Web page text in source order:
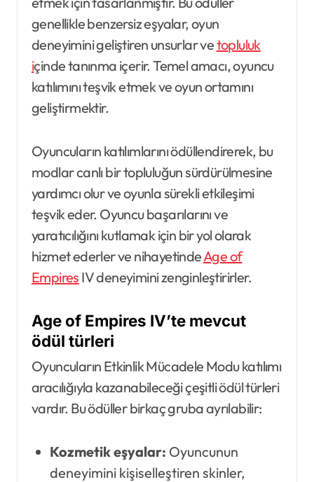
genellikle benzersiz eşyalar, oyun
deneyimini geliştiren unsurlar vetopluluk
içinde tanınma içerir. Temel amacı, oyuncu
katılımını teşvik etmek ve oyun ortamını
geliştirmektir.
Oyuncuların katılımlarını ödüllendirerek, bu
modlar canlı bir topluluğun sürdürülmesine
yardımcı olur ve oyunla sürekli etkileşimi
teşvik eder. Oyuncu başarılarını ve
yaratıcılığını kutlamak için bir yol olarak
hizmet ederler ve nihayetindeAge of
Empires IV deneyimini zenginleştirirler.
Age of Empires IV’te mevcut
ödül türleri
Oyuncuların Etkinlik Mücadele Modu katılımı
aracılığıyla kazanabileceği çeşitli ödül türleri
vardır. Bu ödüller birkaç gruba ayrılabilir:
Kozmetik eşyalar: Oyuncunun
deneyimini kişiselleştiren skinler,